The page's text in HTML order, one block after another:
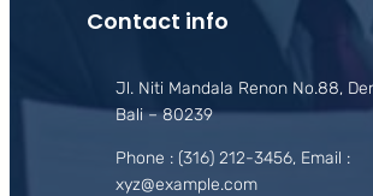
Contact info
Jl. Niti Mandala Renon No.88,
Bali – 80239
Phone : (316) 212-3456, Email :
xyz@example.com